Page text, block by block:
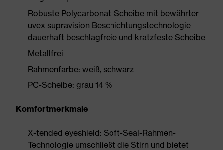
Robuste Polycarbonat-Scheibe mit bewährter
uvex supravision Beschichtungstechnologie –
dauerhaft beschlagfreie und kratzfeste Scheibe
Metallfrei
Rahmenfarbe: weiß, schwarz
PC-Scheibe: grau 14 %
Komfortmerkmale
X-tended eyeshield: Soft-Seal-Rahmen-
Technologie umschließt die Stirn und bietet